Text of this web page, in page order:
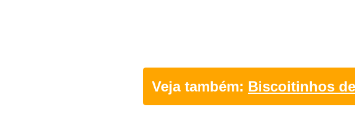
Veja também: Biscoitinhos